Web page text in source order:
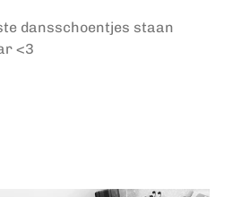
dansschoentjes staan
<3